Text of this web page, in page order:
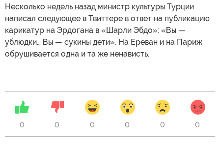
Несколько недель назад министр культуры Турции
написал следующее в Твиттере в ответ на публикацию
карикатур на Эрдогана в «Шарли Эбдо»: «Вы —
ублюдки… Вы — сукины дети». На Ереван и на Париж
обрушивается одна и та же ненависть.
0 0 0 0 0 0